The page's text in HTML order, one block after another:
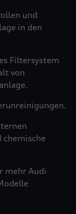
und
in den
Filtersystem
von
mehr Audi